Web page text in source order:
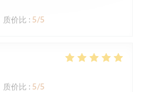
质价比 : 5/5
质价比 : 5/5